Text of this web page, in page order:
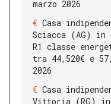
marzo 2026
Casa
Sciacca (AG) in
R1 classe
tra 44,520€ e
2026
Casa
Vittoria (RG) in